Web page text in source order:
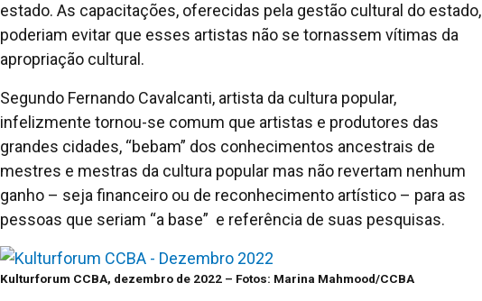
estado. As capacitações, oferecidas pela gestão cultural do estado,
poderiam evitar que esses artistas não se tornassem vítimas da
apropriação cultural.
Segundo Fernando Cavalcanti, artista da cultura popular,
infelizmente tornou-se comum que artistas e produtores das
grandes cidades, “bebam” dos conhecimentos ancestrais de
mestres e mestras da cultura popular mas não revertam nenhum
ganho – seja financeiro ou de reconhecimento artístico – para as
pessoas que seriam “a base” e referência de suas pesquisas.
Kulturforum CCBA, dezembro de 2022 – Fotos: Marina Mahmood/CCBA